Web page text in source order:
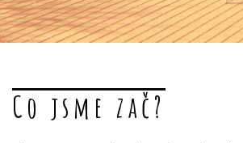
Co jsme zač?